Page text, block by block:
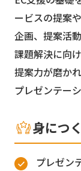
ービスの提案
企画、提案活
課題解決に向
提案力が磨か
プレゼンテー
身につ
プレゼン